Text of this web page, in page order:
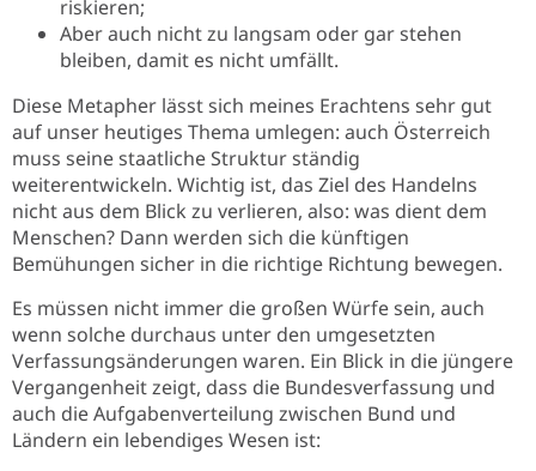
riskieren;
Aber auch nicht zu langsam oder gar stehen
bleiben, damit es nicht umfällt.
Diese Metapher lässt sich meines Erachtens sehr gut
auf unser heutiges Thema umlegen: auch Österreich
muss seine staatliche Struktur ständig
weiterentwickeln. Wichtig ist, das Ziel des Handelns
nicht aus dem Blick zu verlieren, also: was dient dem
Menschen? Dann werden sich die künftigen
Bemühungen sicher in die richtige Richtung bewegen.
Es müssen nicht immer die großen Würfe sein, auch
wenn solche durchaus unter den umgesetzten
Verfassungsänderungen waren. Ein Blick in die jüngere
Vergangenheit zeigt, dass die Bundesverfassung und
auch die Aufgabenverteilung zwischen Bund und
Ländern ein lebendiges Wesen ist: